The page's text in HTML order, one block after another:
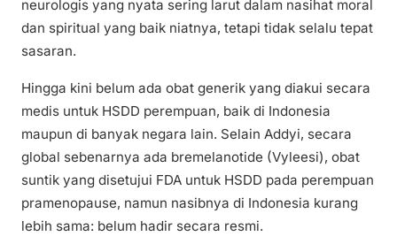
neurologis yang nyata sering larut dalam nasihat moral
dan spiritual yang baik niatnya, tetapi tidak selalu tepat
sasaran.
Hingga kini belum ada obat generik yang diakui secara
medis untuk HSDD perempuan, baik di Indonesia
maupun di banyak negara lain. Selain Addyi, secara
global sebenarnya ada bremelanotide (Vyleesi), obat
suntik yang disetujui FDA untuk HSDD pada perempuan
pramenopause, namun nasibnya di Indonesia kurang
lebih sama: belum hadir secara resmi.